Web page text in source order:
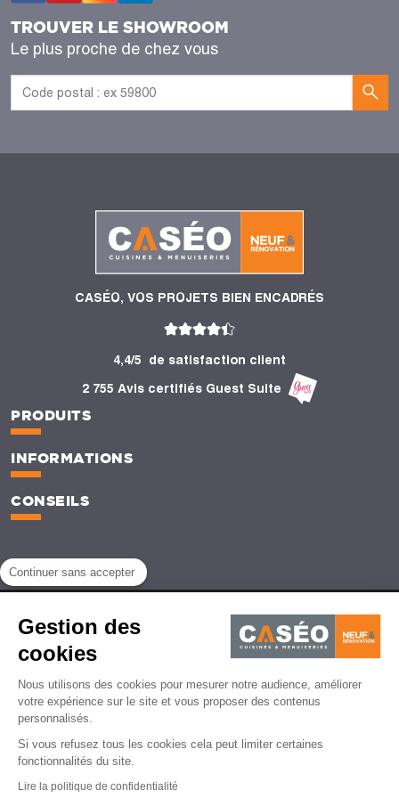
Continuer sans accepter
Gestion des
cookies
Nous utilisons des cookies pour mesurer notre audience, améliorer
votre expérience sur le site et vous proposer des contenus
personnalisés.
Si vous refusez tous les cookies cela peut limiter certaines
fonctionnalités du site.
Lire la politique de confidentialité
meilleurs délais et des prix très attractifs. Prenez contact
avec Caséo et votre projet afin que nous puissions vous
faire découvrir différentes verrières adaptées à vos
besoins. Nous serons alors heureux de vous fournir un devis
gratuit à la suite de cette étude.
TROUVER LE SHOWROOM
Le plus proche de chez vous
CASÉO, VOS PROJETS BIEN ENCADRÉS
4,4/5
de satisfaction client
2 755 Avis certifiés Guest Suite
PRODUITS
INFORMATIONS
CONSEILS
Politique de protection des données personnelles
CGV
© Caséo - 2026 | Agence de création de site web - Lemon Interactive